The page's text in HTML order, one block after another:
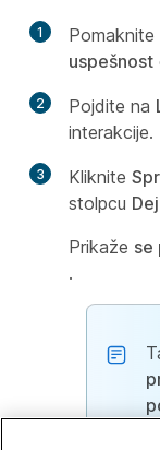
1
uspešnost
2 Pojdite na
interakcije.
3 Kliknite
stolpcu
Prikaže se
.